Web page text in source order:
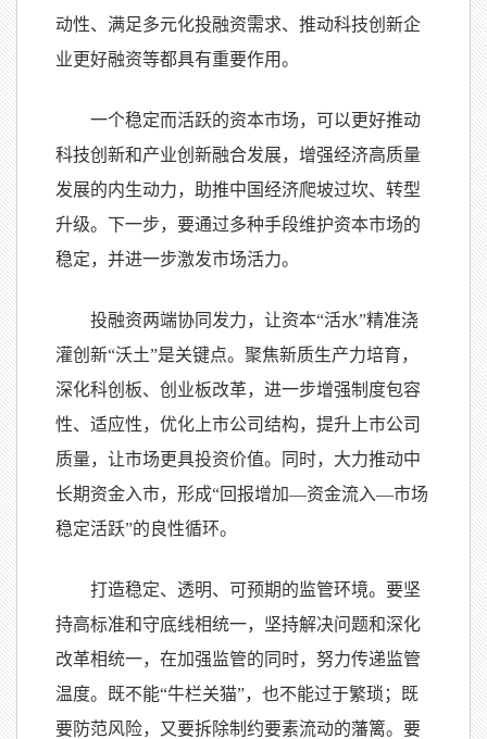
动性、满足多元化投融资需求、推动科技创新企
业更好融资等都具有重要作用。
一个稳定而活跃的资本市场，可以更好推动
科技创新和产业创新融合发展，增强经济高质量
发展的内生动力，助推中国经济爬坡过坎、转型
升级。下一步，要通过多种手段维护资本市场的
稳定，并进一步激发市场活力。
投融资两端协同发力，让资本“活水”精准浇
灌创新“沃土”是关键点。聚焦新质生产力培育，
深化科创板、创业板改革，进一步增强制度包容
性、适应性，优化上市公司结构，提升上市公司
质量，让市场更具投资价值。同时，大力推动中
长期资金入市，形成“回报增加—资金流入—市场
稳定活跃”的良性循环。
打造稳定、透明、可预期的监管环境。要坚
持高标准和守底线相统一，坚持解决问题和深化
改革相统一，在加强监管的同时，努力传递监管
温度。既不能“牛栏关猫”，也不能过于繁琐；既
要防范风险，又要拆除制约要素流动的藩篱。要